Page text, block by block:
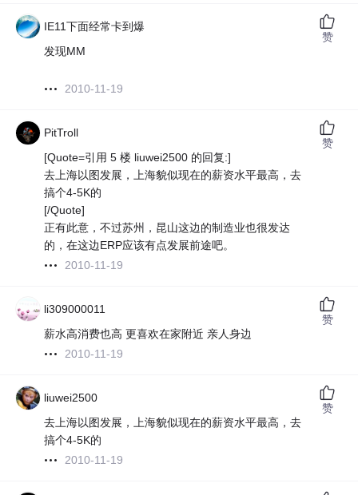
IE11下面经常卡到爆
发现MM
2010-11-19
赞
PitTroll
[Quote=引用 5 楼 liuwei2500 的回复:]
去上海以图发展，上海貌似现在的薪资水平最高，去
搞个4-5K的
[/Quote]
正有此意，不过苏州，昆山这边的制造业也很发达
的，在这边ERP应该有点发展前途吧。
2010-11-19
赞
li309000011
薪水高消费也高 更喜欢在家附近 亲人身边
2010-11-19
赞
liuwei2500
去上海以图发展，上海貌似现在的薪资水平最高，去
搞个4-5K的
2010-11-19
赞